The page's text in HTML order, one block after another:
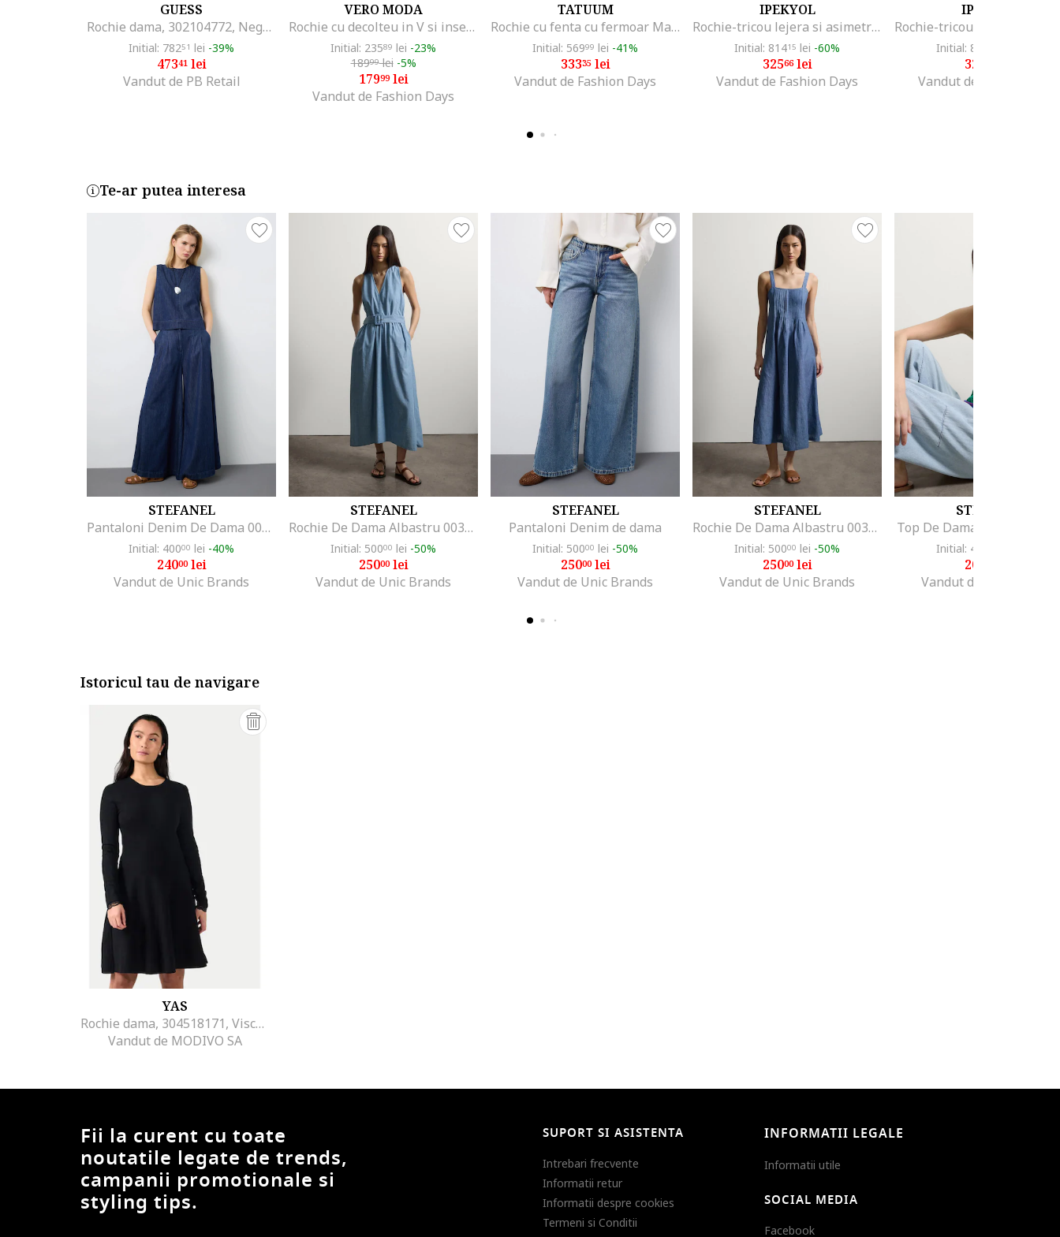
GUESS
Rochie dama, 302104772, Negru, Viscoza, Negru
Initial: 78251 lei -39%
47341lei
Vandut de PB Retail
VERO MODA
Rochie cu decolteu in V si insertii de lurex, Negru
Initial: 23589 lei -23%
18999lei -5%
17999lei
Vandut de Fashion Days
TATUUM
Rochie cu fenta cu fermoar Manama, Negru
Initial: 56999 lei -41%
33335lei
Vandut de Fashion Days
IPEKYOL
Rochie-tricou lejera si asimetrica, Negru
Initial: 81415 lei -60%
32566lei
Vandut de Fashion Days
IPEKYOL
Initial: 808
323
Vandut de Fashion Days
Te-ar putea interesa
STEFANEL
Pantaloni Denim De Dama 003570227
Initial: 40000 lei -40%
24000lei
Vandut de Unic Brands
STEFANEL
Rochie De Dama Albastru 003570963
Initial: 50000 lei -50%
25000lei
Vandut de Unic Brands
STEFANEL
Pantaloni Denim de dama
Initial: 50000 lei -50%
25000lei
Vandut de Unic Brands
STEFANEL
Rochie De Dama Albastru 003570975
Initial: 50000 lei -50%
25000lei
Vandut de Unic Brands
STEFANEL
Top De Dama Verde
Initial: 400
200
Vandut de Unic Brands
Istoricul tau de navigare
YAS
Rochie dama, 304518171, Viscoza/Nylon, Negru, Negru
Vandut de MODIVO SA
Fii la curent cu toate
noutatile legate de trends,
campanii promotionale si
styling tips.
SUPORT SI ASISTENTA
Intrebari frecvente
Informatii retur
Informatii despre cookies
Termeni si Conditii
INFORMATII LEGALE
Informatii utile
SOCIAL MEDIA
Facebook